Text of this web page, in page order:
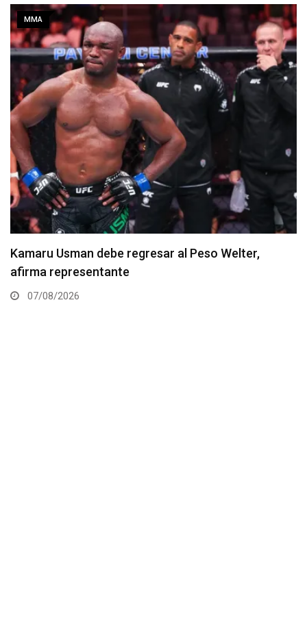
MMA
Resultados de los pesajes del UFC Vegas 120:
Gamrot hace peso para pelea con Salkilld
07/08/2026